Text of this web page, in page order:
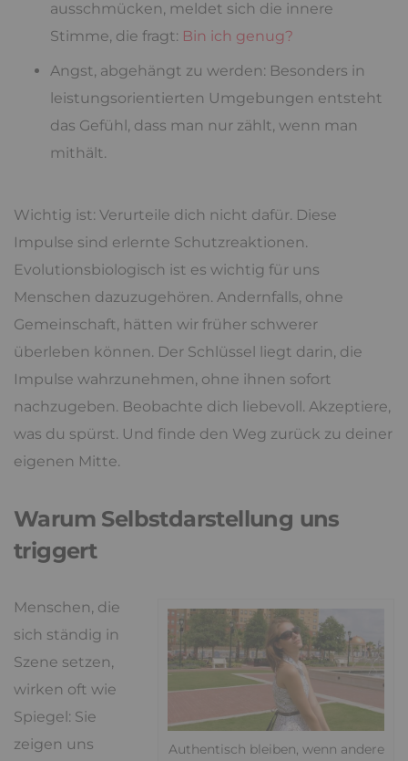
ausschmücken, meldet sich die innere
Stimme, die fragt: Bin ich genug?
Angst, abgehängt zu werden: Besonders in
leistungsorientierten Umgebungen entsteht
das Gefühl, dass man nur zählt, wenn man
mithält.
Wichtig ist: Verurteile dich nicht dafür. Diese
Impulse sind erlernte Schutzreaktionen.
Evolutionsbiologisch ist es wichtig für uns
Menschen dazuzugehören. Andernfalls, ohne
Gemeinschaft, hätten wir früher schwerer
überleben können. Der Schlüssel liegt darin, die
Impulse wahrzunehmen, ohne ihnen sofort
nachzugeben. Beobachte dich liebevoll. Akzeptiere,
was du spürst. Und finde den Weg zurück zu deiner
eigenen Mitte.
Warum Selbstdarstellung uns
triggert
Authentisch bleiben, wenn andere
Menschen, die
sich ständig in
Szene setzen,
wirken oft wie
Spiegel: Sie
zeigen uns